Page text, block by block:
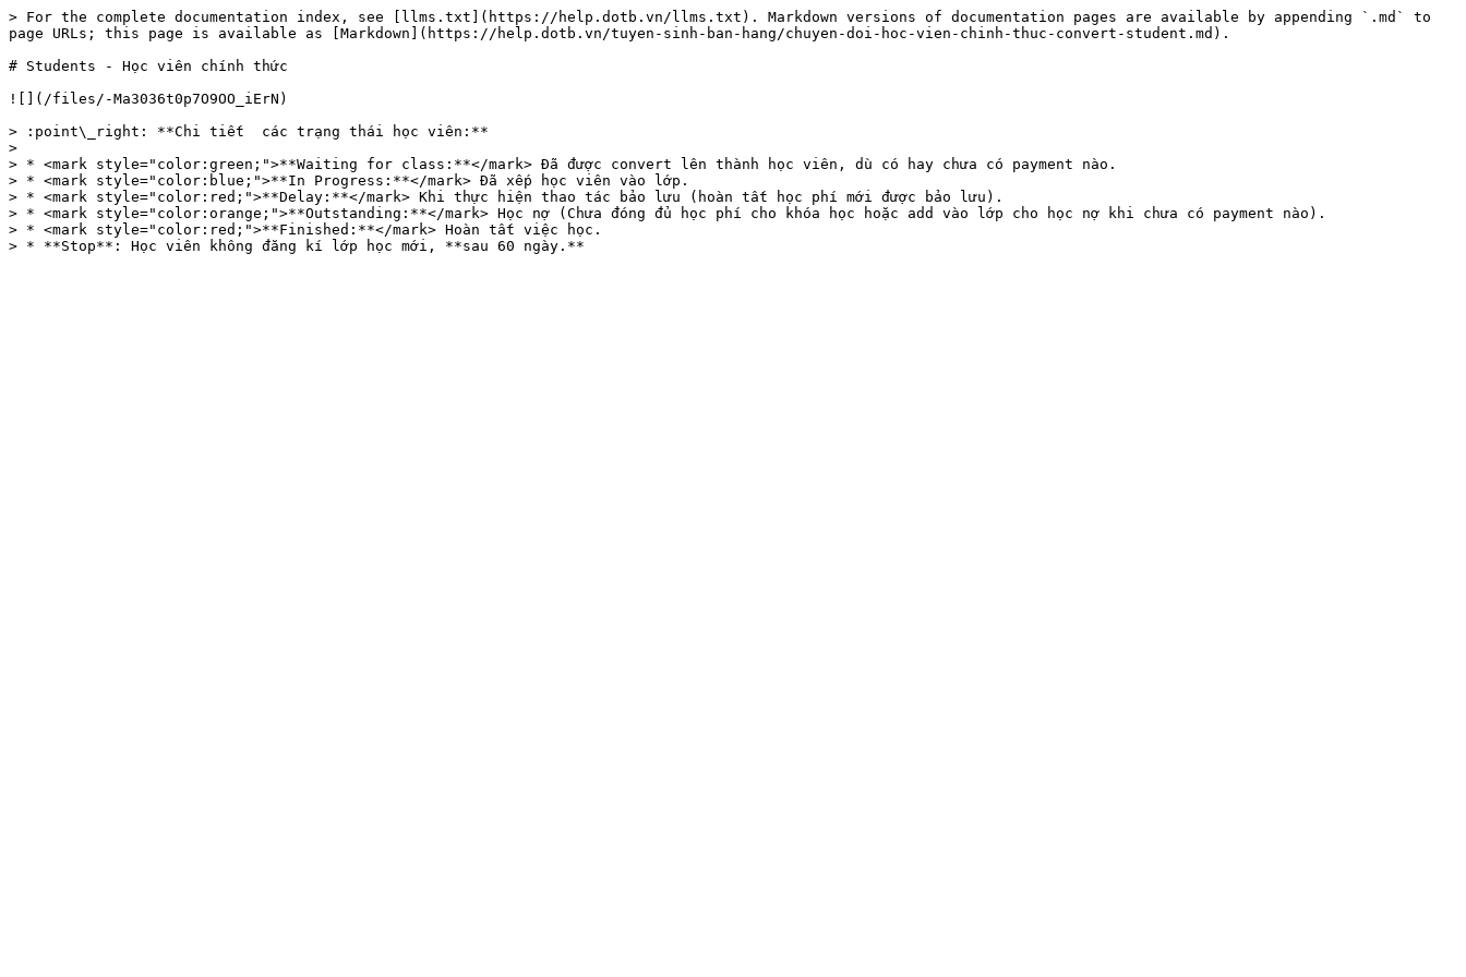
> For the complete documentation index, see [llms.txt](https://help.dotb.vn/llms.txt). Markdown versions of documentation pages are available by appending `.md` to
page URLs; this page is available as [Markdown](https://help.dotb.vn/tuyen-sinh-ban-hang/chuyen-doi-hoc-vien-chinh-thuc-convert-student.md).
# Students - Học viên chính thức
![](/files/-Ma3036t0p7O9OO_iErN)
> :point\_right: **Chi tiết  các trạng thái học viên:**
>
> * <mark style="color:green;">**Waiting for class:**</mark> Đã được convert lên thành học viên, dù có hay chưa có payment nào.
> * <mark style="color:blue;">**In Progress:**</mark> Đã xếp học viên vào lớp.
> * <mark style="color:red;">**Delay:**</mark> Khi thực hiện thao tác bảo lưu (hoàn tất học phí mới được bảo lưu).
> * <mark style="color:orange;">**Outstanding:**</mark> Học nợ (Chưa đóng đủ học phí cho khóa học hoặc add vào lớp cho học nợ khi chưa có payment nào).
> * <mark style="color:red;">**Finished:**</mark> Hoàn tất việc học.